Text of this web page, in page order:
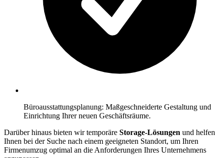
Büroausstattungsplanung: Maßgeschneiderte Gestaltung und
Einrichtung Ihrer neuen Geschäftsräume.
Darüber hinaus bieten wir temporäre Storage-Lösungen und helfen
Ihnen bei der Suche nach einem geeigneten Standort, um Ihren
Firmenumzug optimal an die Anforderungen Ihres Unternehmens